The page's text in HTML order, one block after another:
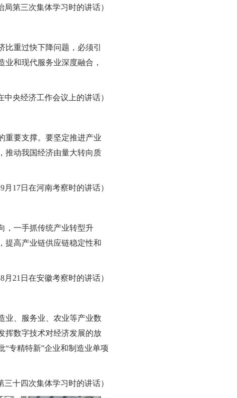
局第三次集体学习时的讲话）
重过快下降问题，必须引
和现代服务业深度融合，
中央经济工作会议上的讲话）
重要支撑。要坚定推进产业
推动我国经济由量大转向质
9月17日在河南考察时的讲话）
，一手抓传统产业转型升
提高产业链供应链稳定性和
8月21日在安徽考察时的讲话）
业、服务业、农业等产业数
挥数字技术对经济发展的放
“专精特新”企业和制造业单项
三十四次集体学习时的讲话）